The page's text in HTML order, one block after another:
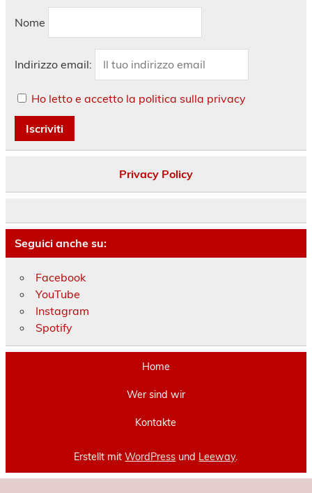
Nome
Indirizzo email:
Ho letto e accetto la politica sulla privacy
Privacy Policy
Seguici anche su:
Facebook
YouTube
Instagram
Spotify
Home
Wer sind wir
Kontakte
Erstellt mitWordPress und Leeway.